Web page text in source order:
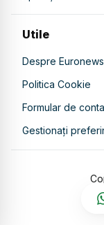
Utile
Despre Euronews
Politica Cookie
Formular de
Gestionați